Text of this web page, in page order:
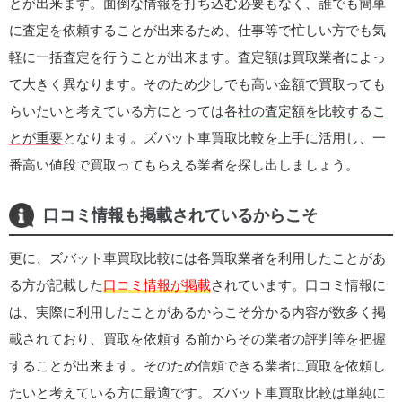
とが出来ます。面倒な情報を打ち込む必要もなく、誰でも簡単
に査定を依頼することが出来るため、仕事等で忙しい方でも気
軽に一括査定を行うことが出来ます。査定額は買取業者によっ
て大きく異なります。そのため少しでも高い金額で買取っても
らいたいと考えている方にとっては各社の査定額を比較するこ
とが重要となります。ズバット車買取比較を上手に活用し、一
番高い値段で買取ってもらえる業者を探し出しましょう。
口コミ情報も掲載されているからこそ
更に、ズバット車買取比較には各買取業者を利用したことがあ
る方が記載した口コミ情報が掲載されています。口コミ情報に
は、実際に利用したことがあるからこそ分かる内容が数多く掲
載されており、買取を依頼する前からその業者の評判等を把握
することが出来ます。そのため信頼できる業者に買取を依頼し
たいと考えている方に最適です。ズバット車買取比較は単純に